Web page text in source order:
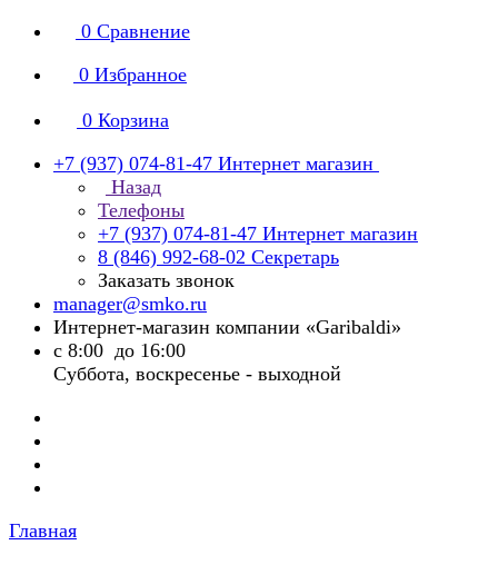
0 Сравнение
0 Избранное
0 Корзина
+7 (937) 074-81-47 Интернет магазин
Назад
Телефоны
+7 (937) 074-81-47 Интернет магазин
8 (846) 992-68-02 Секретарь
Заказать звонок
manager@smko.ru
Интернет-магазин компании «Garibaldi»
с 8:00 до 16:00
Суббота, воскресенье - выходной
Главная